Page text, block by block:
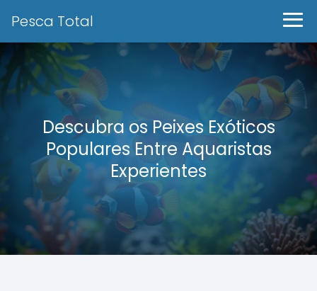
Pesca Total
Descubra os Peixes Exóticos
Populares Entre Aquaristas
Experientes